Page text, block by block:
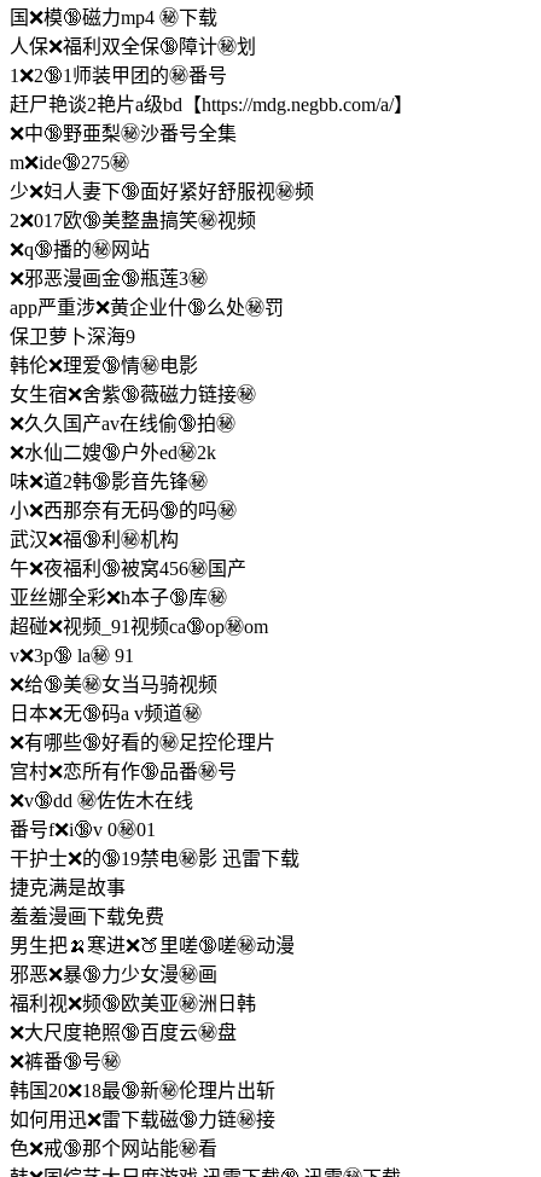
国❌模🔞磁力mp4 ㊙️下载
人保❌福利双全保🔞障计㊙️划
1❌2🔞1师装甲团的㊙️番号
赶尸艳谈2艳片a级bd【https://mdg.negbb.com/a/】
❌中🔞野亜梨㊙️沙番号全集
m❌ide🔞275㊙️
少❌妇人妻下🔞面好紧好舒服视㊙️频
2❌017欧🔞美整蛊搞笑㊙️视频
❌q🔞播的㊙️网站
❌邪恶漫画金🔞瓶莲3㊙️
app严重涉❌黄企业什🔞么处㊙️罚
保卫萝卜深海9
韩伦❌理爱🔞情㊙️电影
女生宿❌舍紫🔞薇磁力链接㊙️
❌久久国产av在线偷🔞拍㊙️
❌水仙二嫂🔞户外ed㊙️2k
味❌道2韩🔞影音先锋㊙️
小❌西那奈有无码🔞的吗㊙️
武汉❌福🔞利㊙️机构
午❌夜福利🔞被窝456㊙️国产
亚丝娜全彩❌h本子🔞库㊙️
超碰❌视频_91视频ca🔞op㊙️om
v❌3p🔞 la㊙️ 91
❌给🔞美㊙️女当马骑视频
日本❌无🔞码a v频道㊙️
❌有哪些🔞好看的㊙️足控伦理片
宫村❌恋所有作🔞品番㊙️号
❌v🔞dd ㊙️佐佐木在线
番号f❌i🔞v 0㊙️01
干护士❌的🔞19禁电㊙️影 迅雷下载
捷克满是故事
羞羞漫画下载免费
男生把🍌寒进❌🍑里嗟🔞嗟㊙️动漫
邪恶❌暴🔞力少女漫㊙️画
福利视❌频🔞欧美亚㊙️洲日韩
❌大尺度艳照🔞百度云㊙️盘
❌裤番🔞号㊙️
韩国20❌18最🔞新㊙️伦理片出斩
如何用迅❌雷下载磁🔞力链㊙️接
色❌戒🔞那个网站能㊙️看